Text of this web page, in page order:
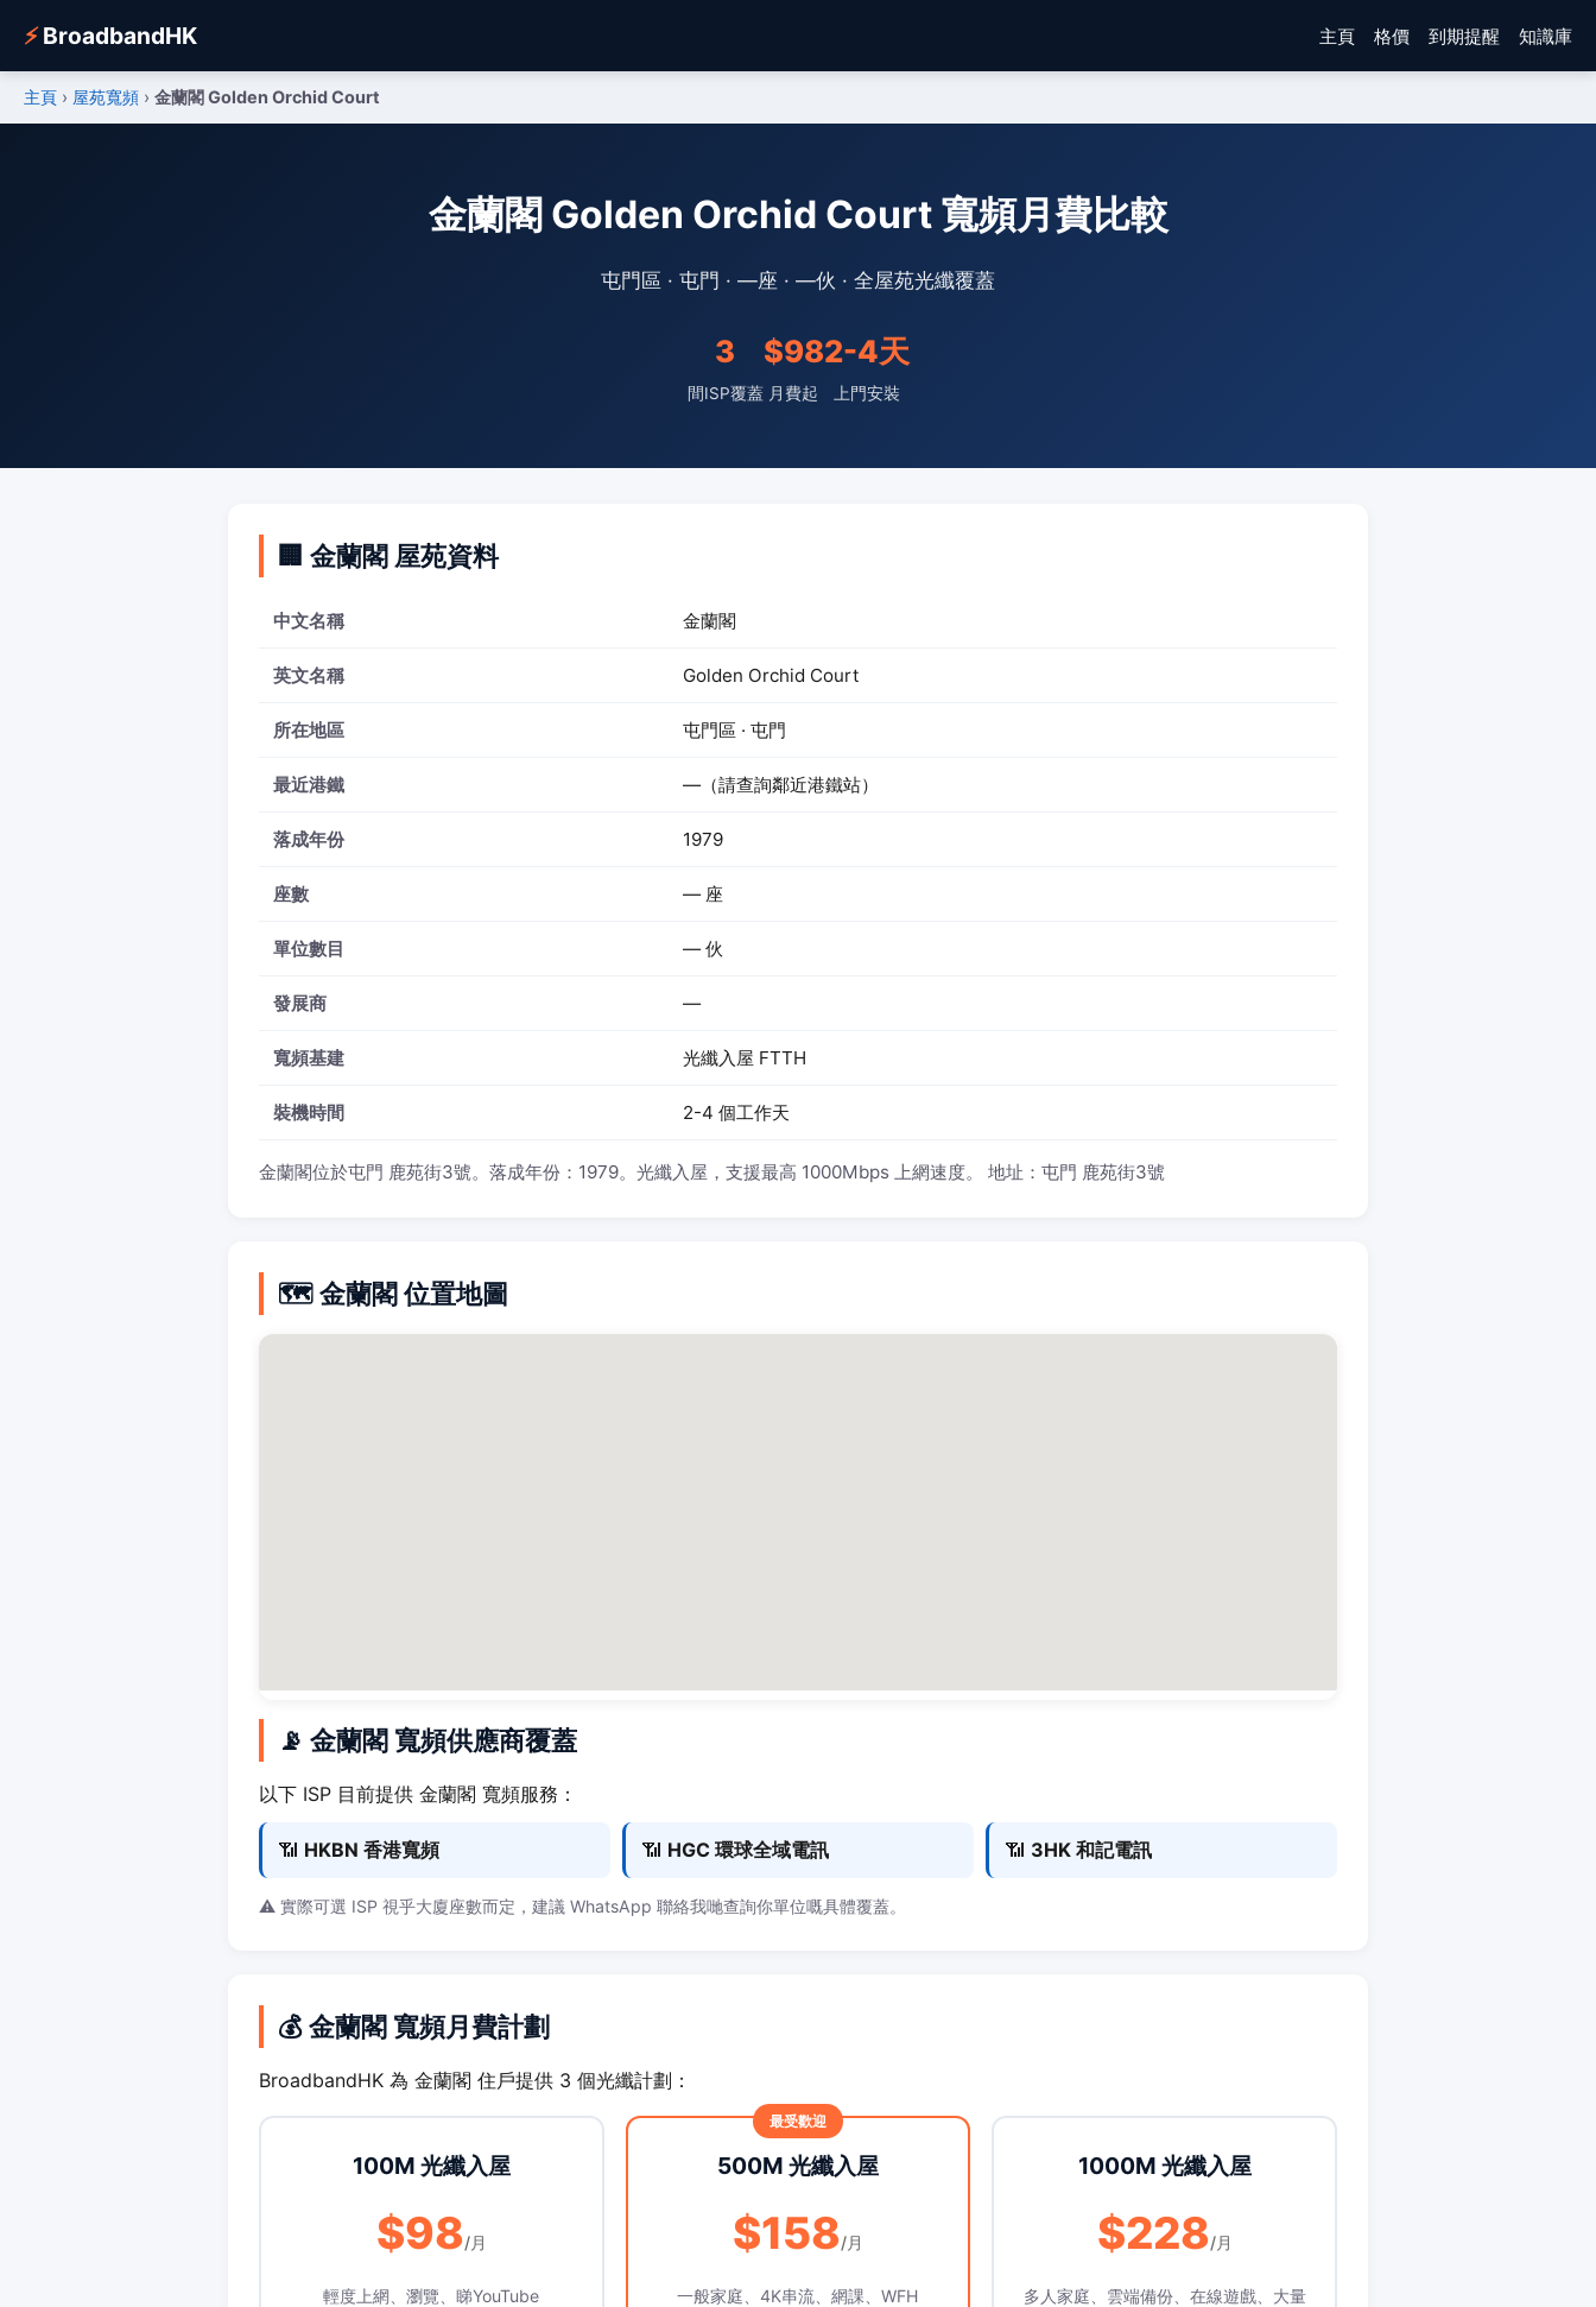
⚡BroadbandHK 主頁 格價 到期提醒 知識庫
主頁 › 屋苑寬頻 › 金蘭閣 Golden Orchid Court
金蘭閣 Golden Orchid Court 寬頻月費比較
屯門區 · 屯門 · —座 · —伙 · 全屋苑光纖覆蓋
3
間ISP覆蓋
$98
月費起
2-4天
上門安裝
🏢 金蘭閣 屋苑資料
中文名稱 金蘭閣
英文名稱 Golden Orchid Court
所在地區 屯門區 · 屯門
最近港鐵 —（請查詢鄰近港鐵站）
落成年份 1979
座數 — 座
單位數目 — 伙
發展商 —
寬頻基建 光纖入屋 FTTH
裝機時間 2-4 個工作天
金蘭閣位於屯門 鹿苑街3號。落成年份：1979。光纖入屋，支援最高 1000Mbps 上網速度。 地址：屯門 鹿苑街3號
🗺️ 金蘭閣 位置地圖
📡 金蘭閣 寬頻供應商覆蓋
以下 ISP 目前提供 金蘭閣 寬頻服務：
📶 HKBN 香港寬頻 📶 HGC 環球全域電訊 📶 3HK 和記電訊
⚠️ 實際可選 ISP 視乎大廈座數而定，建議 WhatsApp 聯絡我哋查詢你單位嘅具體覆蓋。
💰 金蘭閣 寬頻月費計劃
BroadbandHK 為 金蘭閣 住戶提供 3 個光纖計劃：
100M 光纖入屋
$98/月
輕度上網、瀏覽、睇YouTube
500M 光纖入屋
$158/月
一般家庭、4K串流、網課、WFH
1000M 光纖入屋
$228/月
多人家庭、雲端備份、在線遊戲、大量